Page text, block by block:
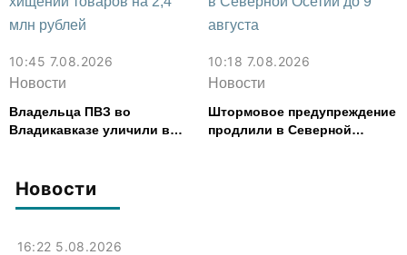
Новости
16:22 5.08.2026
10:45 7.08.2026
Новости
Владельца ПВЗ во
Владикавказе уличили в
10:18 7.08.2026
Новости
Штормовое предупреждение
продлили в Северной